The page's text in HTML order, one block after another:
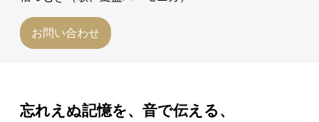
お問い合わせ
お問い合わせ
忘れえぬ記憶を、音で伝える、